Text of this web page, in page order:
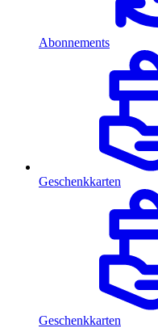
Abonnements
Geschenkkarten
Geschenkkarten